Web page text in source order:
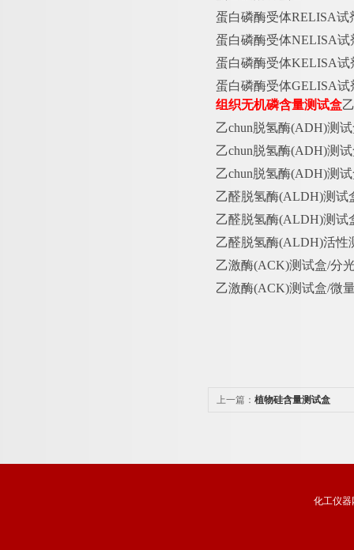
蛋白磷酶受体RELISA试
蛋白磷酶受体NELISA试
蛋白磷酶受体KELISA试
蛋白磷酶受体GELISA试
组织无机磷含量测试盒乙
乙chun脱氢酶(ADH)测
乙chun脱氢酶(ADH)测
乙chun脱氢酶(ADH)测
乙醛脱氢酶(ALDH)测试
乙醛脱氢酶(ALDH)测试
乙醛脱氢酶(ALDH)活性
乙激酶(ACK)测试盒/分
乙激酶(ACK)测试盒/微
上一篇： 植物硅含量测试盒
化工仪器